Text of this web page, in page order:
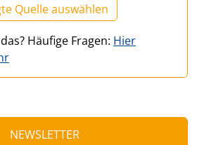
Quelle auswählen
Häufige Fragen: Hier
NEWSLETTER